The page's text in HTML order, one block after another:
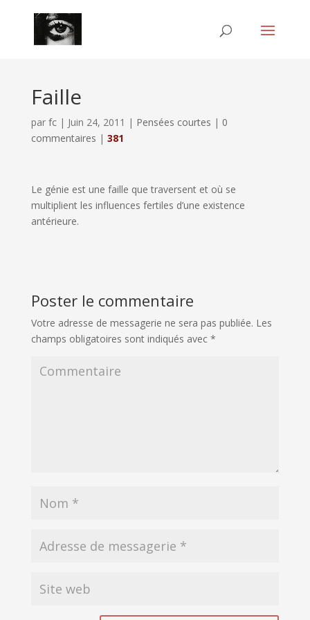
Faille
par fc| Juin 24, 2011 | Pensées courtes | 0
commentaires | 381
Le génie est une faille que traversent et où se
multiplient les influences fertiles d’une existence
antérieure.
Poster le commentaire
Votre adresse de messagerie ne sera pas publiée. Les
champs obligatoires sont indiqués avec *